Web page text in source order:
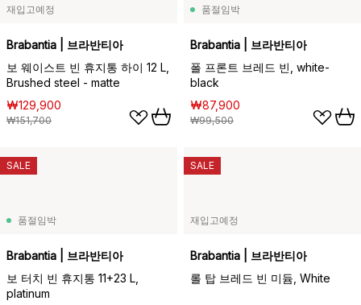
재입고예정
Brabantia | 브라반티아
보 웨이스트 빈 휴지통 하이 12 L,
Brushed steel - matte
₩129,900
₩151,700
품절임박
Brabantia | 브라반티아
폴 프론트 브레드 빈, white-
black
₩87,900
₩99,500
품절임박
Brabantia | 브라반티아
보 터치 빈 휴지통 11+23 L,
platinum
SALE
재입고예정
Brabantia | 브라반티아
롤 탑 브레드 빈 미듐, White
SALE